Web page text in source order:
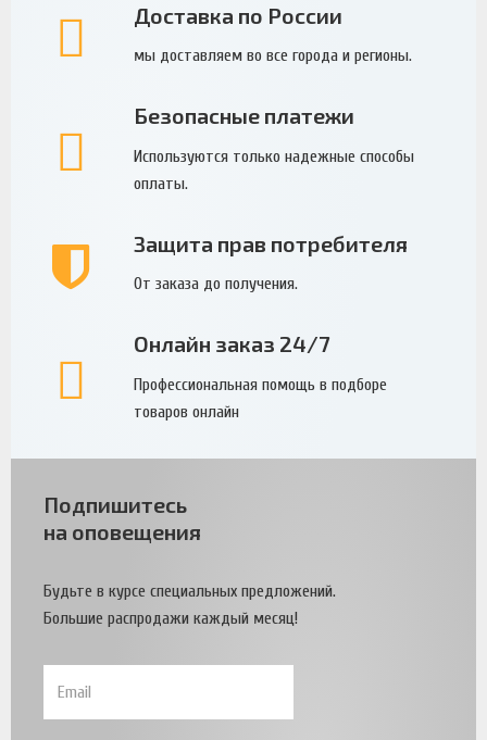
Доставка по России
мы доставляем во все города и регионы.
Безопасные платежи
Используются только надежные способы
оплаты.
Защита прав потребителя
От заказа до получения.
Онлайн заказ 24/7
Профессиональная помощь в подборе
товаров онлайн
Подпишитесь
на оповещения
Будьте в курсе специальных предложений.
Большие распродажи каждый месяц!